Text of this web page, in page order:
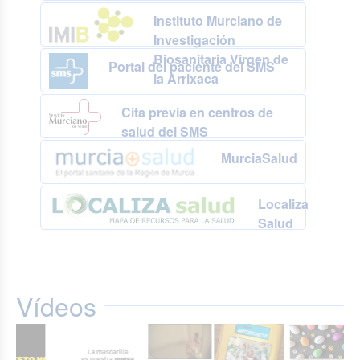
Instituto Murciano de
Investigación
Biosanitaria Virgen de
la Arrixaca
Portal del paciente del SMS
Cita previa en centros de
salud del SMS
MurciaSalud
Localiza
Salud
Vídeos